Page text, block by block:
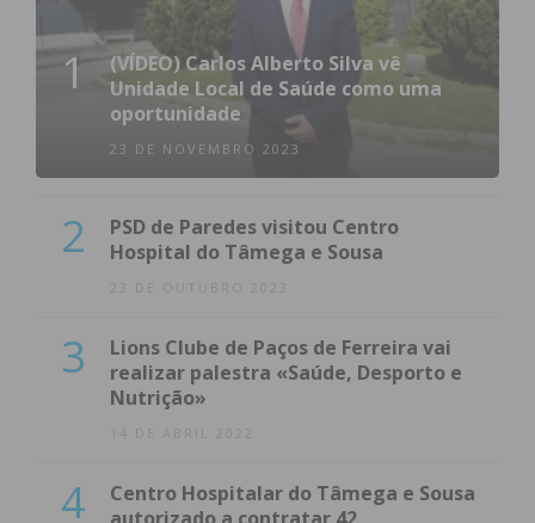
1
(VÍDEO) Carlos Alberto Silva vê
Unidade Local de Saúde como uma
oportunidade
23 DE NOVEMBRO 2023
2
PSD de Paredes visitou Centro
Hospital do Tâmega e Sousa
23 DE OUTUBRO 2023
3
Lions Clube de Paços de Ferreira vai
realizar palestra «Saúde, Desporto e
Nutrição»
14 DE ABRIL 2022
4
Centro Hospitalar do Tâmega e Sousa